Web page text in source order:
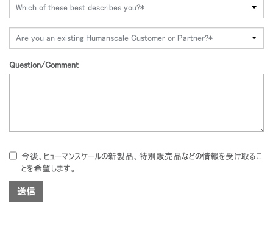
Which of these best describes you?*
Are you an existing Humanscale Customer or Partner?*
Question/Comment
今後、ヒューマンスケールの新製品、特別販売品などの情報を受け取るこ
とを希望します。